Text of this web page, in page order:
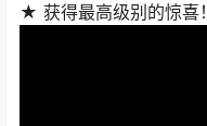
★ 获得最高级别的惊喜！